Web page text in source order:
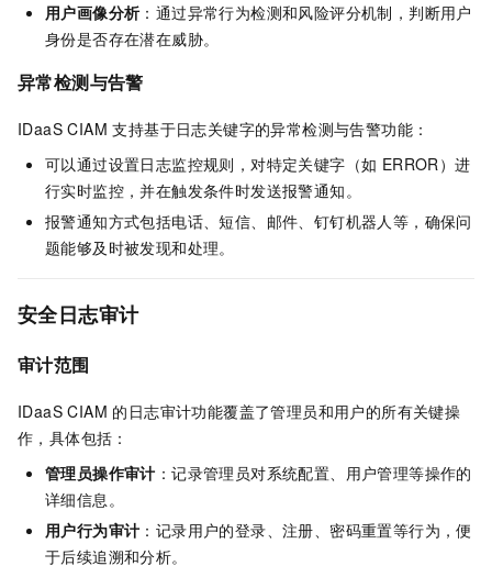
用户画像分析：通过异常行为检测和风险评分机制，判断用户
身份是否存在潜在威胁。
异常检测与告警
IDaaS CIAM 支持基于日志关键字的异常检测与告警功能：
可以通过设置日志监控规则，对特定关键字（如 ERROR）进
行实时监控，并在触发条件时发送报警通知。
报警通知方式包括电话、短信、邮件、钉钉机器人等，确保问
题能够及时被发现和处理。
安全日志审计
审计范围
IDaaS CIAM 的日志审计功能覆盖了管理员和用户的所有关键操
作，具体包括：
管理员操作审计 ：记录管理员对系统配置、用户管理等操作的
详细信息。
用户行为审计 ：记录用户的登录、注册、密码重置等行为，便
于后续追溯和分析。